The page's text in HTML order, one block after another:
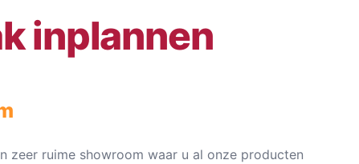
inplannen
zeer ruime showroom waar u al onze producten